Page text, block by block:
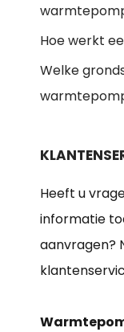
Hoe werkt
Welke
Heeft u
informatie
aanvragen?